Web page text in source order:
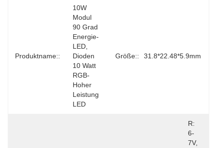
Produktname::
10W
Modul
90 Grad
Energie-
LED,
Dioden
10 Watt
RGB-
Hoher
Leistung
LED
Größe:: 31.8*22.48*5.9mm
R:
6-
7V,